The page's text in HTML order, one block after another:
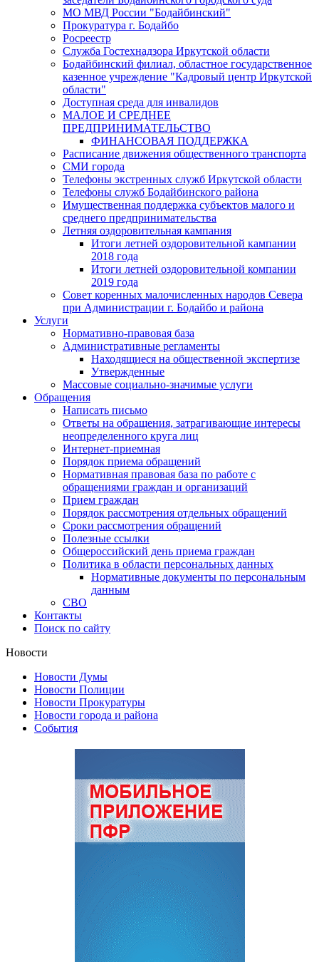
МО МВД России "Бодайбинский"
Прокуратура г. Бодайбо
Росреестр
Служба Гостехнадзора Иркутской области
Бодайбинский филиал, областное государственное
казенное учреждение "Кадровый центр Иркутской
области"
Доступная среда для инвалидов
МАЛОЕ И СРЕДНЕЕ
ПРЕДПРИНИМАТЕЛЬСТВО
ФИНАНСОВАЯ ПОДДЕРЖКА
Расписание движения общественного транспорта
СМИ города
Телефоны экстренных служб Иркутской области
Телефоны служб Бодайбинского района
Имущественная поддержка субъектов малого и
среднего предпринимательства
Летняя оздоровительная кампания
Итоги летней оздоровительной кампании
2018 года
Итоги летней оздоровительной компании
2019 года
Совет коренных малочисленных народов Севера
при Администрации г. Бодайбо и района
Услуги
Нормативно-правовая база
Административные регламенты
Находящиеся на общественной экспертизе
Утвержденные
Массовые социально-значимые услуги
Обращения
Написать письмо
Ответы на обращения, затрагивающие интересы
неопределенного круга лиц
Интернет-приемная
Порядок приема обращений
Нормативная правовая база по работе с
обращениями граждан и организаций
Прием граждан
Порядок рассмотрения отдельных обращений
Сроки рассмотрения обращений
Полезные ссылки
Общероссийский день приема граждан
Политика в области персональных данных
Нормативные документы по персональным
данным
СВО
Контакты
Поиск по сайту
Новости
Новости Думы
Новости Полиции
Новости Прокуратуры
Новости города и района
События